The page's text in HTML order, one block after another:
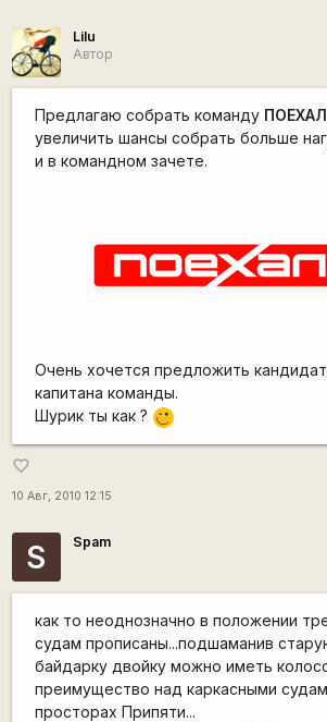
Lilu
Автор
Предлагаю собрать команду
увеличить шансы собрать больше
и в командном зачете.
Очень хочется предложить
капитана команды.
Шурик ты как ?
;)
favorite_border
10 Авг, 2010 12:15
S Spam
как то неоднозначно в положении
судам прописаны...подшаманив
байдарку двойку можно иметь
преимущество над каркасными
просторах Припяти...